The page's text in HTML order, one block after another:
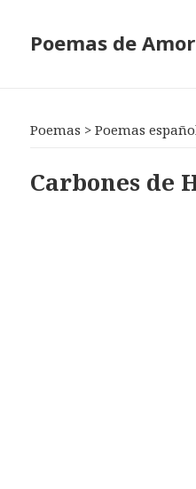
Poemas de
Poemas >Poemas
Carbones de